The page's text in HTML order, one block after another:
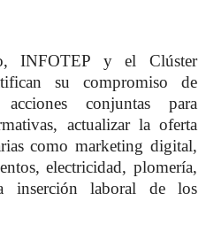
INFOTEP y el Clúster
su compromiso de
conjuntas para
actualizar la oferta
como marketing digital,
electricidad, plomería,
inserción laboral de los